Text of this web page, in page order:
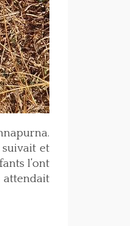
et
l’ont
attendait